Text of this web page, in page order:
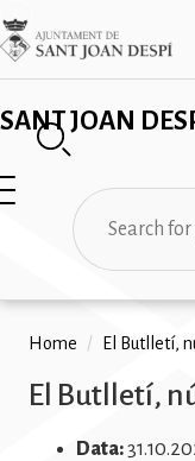
Skip
to
main
SANT JOAN
Imatge
✕
Search
Home / El Butlletí,
El Butlletí,
Data: